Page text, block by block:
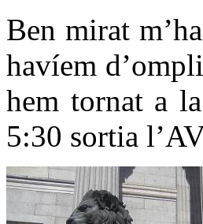
Ben mirat
havíem
hem tornat a
5:30 sortia